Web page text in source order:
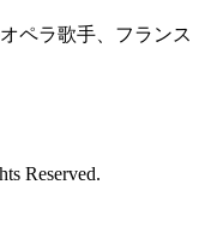
ペラ歌手、フランス
Reserved.